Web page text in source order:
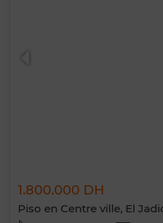
1.800.000 DH
Piso en Centre ville, El